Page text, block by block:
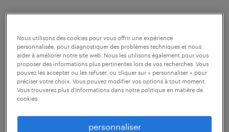
importante ?
Autrefois, les candidats abordaient le marché
du travail avec le souci de plaire aux
employeurs. Aujourd'hui, le schéma s’est
candidats.
Nous utilisons des cookies pour vous offrir une expérience
personnalisée, pour diagnostiquer des problèmes techniques et nous
aider à améliorer notre site web. Nous les utilisons également pour vous
proposer des informations plus pertinentes lors de vos recherches. Vous
pouvez les accepter ou les refuser, ou cliquer sur « personnaliser » pour
préciser votre choix. Vous pouvez modifier vos options à tout moment.
Vous trouverez plus d'informations dans notre politique en matière de
cookies.
personnaliser